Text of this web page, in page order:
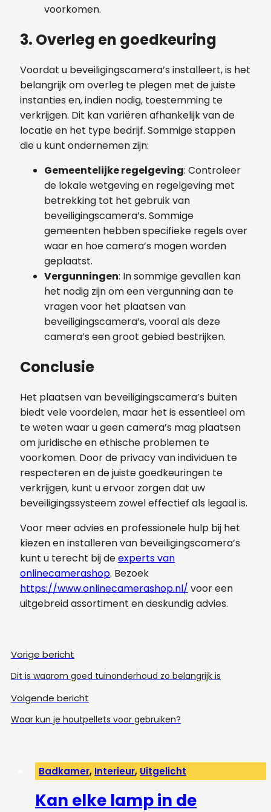
voorkomen.
3. Overleg en goedkeuring
Voordat u beveiligingscamera’s installeert, is het
belangrijk om overleg te plegen met de juiste
instanties en, indien nodig, toestemming te
verkrijgen. Dit kan variëren afhankelijk van de
locatie en het type bedrijf. Sommige stappen
die u kunt ondernemen zijn:
Gemeentelijke regelgeving: Controleer
de lokale wetgeving en regelgeving met
betrekking tot het gebruik van
beveiligingscamera’s. Sommige
gemeenten hebben specifieke regels over
waar en hoe camera’s mogen worden
geplaatst.
Vergunningen: In sommige gevallen kan
het nodig zijn om een vergunning aan te
vragen voor het plaatsen van
beveiligingscamera’s, vooral als deze
camera’s een groot gebied bestrijken.
Conclusie
Het plaatsen van beveiligingscamera’s buiten
biedt vele voordelen, maar het is essentieel om
te weten waar u geen camera’s mag plaatsen
om juridische en ethische problemen te
voorkomen. Door de privacy van individuen te
respecteren en de juiste goedkeuringen te
verkrijgen, kunt u ervoor zorgen dat uw
beveiligingssysteem zowel effectief als legaal is.
Voor meer advies en professionele hulp bij het
kiezen en installeren van beveiligingscamera’s
kunt u terecht bij deexperts van
onlinecamerashop. Bezoek
https://www.onlinecamerashop.nl/ voor een
uitgebreid assortiment en deskundig advies.
Vorige bericht
Dit is waarom goed tuinonderhoud zo belangrijk is
Volgende bericht
Waar kun je houtpellets voor gebruiken?
Badkamer, Interieur, Uitgelicht
Kan elke lamp in de